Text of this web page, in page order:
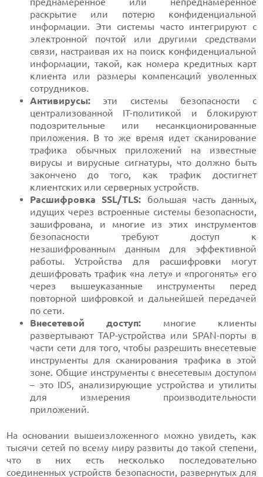
раскрытие или потерю конфиденциальной
информации. Эти системы часто интегрируют с
электронной почтой или другими средствами
связи, настраивая их на поиск конфиденциальной
информации, такой, как номера кредитных карт
клиента или размеры компенсаций уволенных
сотрудников.
Антивирусы: эти системы безопасности с
централизованной IT-политикой и блокируют
подозрительные или несанкционированные
приложения. В то же время идет сканирование
трафика обычных приложений на известные
вирусы и вирусные сигнатуры, что должно быть
закончено до того, как трафик достигнет
клиентских или серверных устройств.
Расшифровка SSL/TLS: большая часть данных,
идущих через встроенные системы безопасности,
зашифрована, и многие из этих инструментов
безопасности требуют доступ к
незашифрованным данным для эффективной
работы. Устройства для расшифровки могут
дешифровать трафик «на лету» и «прогонять» его
через вышеуказанные инструменты перед
повторной шифровкой и дальнейшей передачей
по сети.
Внесетевой доступ: многие клиенты
развертывают TAP-устройства или SPAN-порты в
части сети для того, чтобы разрешить внесетевые
инструменты для сканирования трафика в этой
зоне. Общие инструменты с внесетевым доступом
– это IDS, анализирующие устройства и утилиты
для измерения производительности
приложений.
На основании вышеизложенного можно увидеть, как
тысячи сетей по всему миру развиты до такой степени,
что в них есть несколько последовательно
соединенных устройств безопасности, развернутых для